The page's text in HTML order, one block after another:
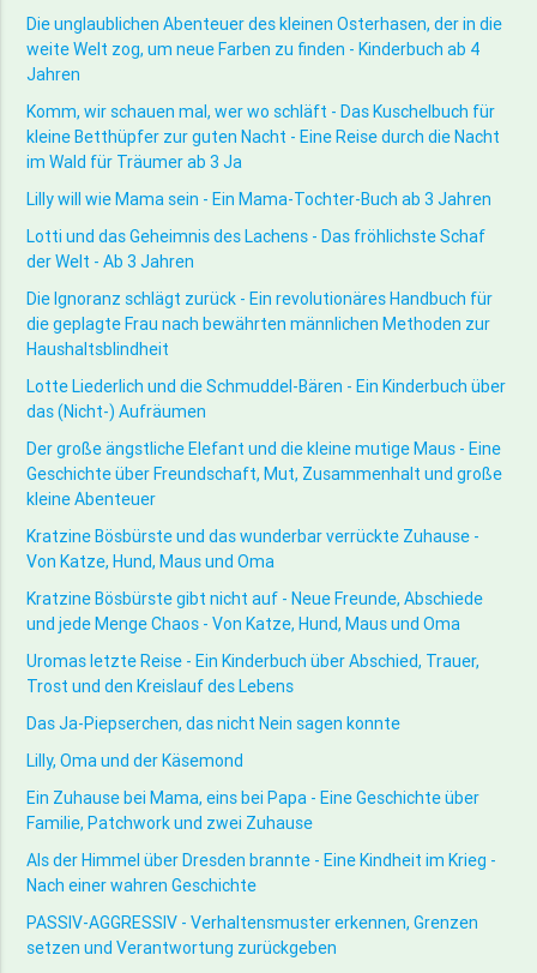
Die unglaublichen Abenteuer des kleinen Osterhasen, der in die
weite Welt zog, um neue Farben zu finden - Kinderbuch ab 4
Jahren
Komm, wir schauen mal, wer wo schläft - Das Kuschelbuch für
kleine Betthüpfer zur guten Nacht - Eine Reise durch die Nacht
im Wald für Träumer ab 3 Ja
Lilly will wie Mama sein - Ein Mama-Tochter-Buch ab 3 Jahren
Lotti und das Geheimnis des Lachens - Das fröhlichste Schaf
der Welt - Ab 3 Jahren
Die Ignoranz schlägt zurück - Ein revolutionäres Handbuch für
die geplagte Frau nach bewährten männlichen Methoden zur
Haushaltsblindheit
Lotte Liederlich und die Schmuddel-Bären - Ein Kinderbuch über
das (Nicht-) Aufräumen
Der große ängstliche Elefant und die kleine mutige Maus - Eine
Geschichte über Freundschaft, Mut, Zusammenhalt und große
kleine Abenteuer
Kratzine Bösbürste und das wunderbar verrückte Zuhause -
Von Katze, Hund, Maus und Oma
Kratzine Bösbürste gibt nicht auf - Neue Freunde, Abschiede
und jede Menge Chaos - Von Katze, Hund, Maus und Oma
Uromas letzte Reise - Ein Kinderbuch über Abschied, Trauer,
Trost und den Kreislauf des Lebens
Das Ja-Piepserchen, das nicht Nein sagen konnte
Lilly, Oma und der Käsemond
Ein Zuhause bei Mama, eins bei Papa - Eine Geschichte über
Familie, Patchwork und zwei Zuhause
Als der Himmel über Dresden brannte - Eine Kindheit im Krieg -
Nach einer wahren Geschichte
PASSIV-AGGRESSIV - Verhaltensmuster erkennen, Grenzen
setzen und Verantwortung zurückgeben